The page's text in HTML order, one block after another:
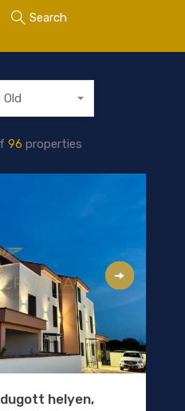
Search
96 properties
helyen,